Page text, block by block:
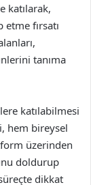
katılarak,
fırsatı
tanıma
katılabilmesi
hem bireysel
üzerinden
doldurup
dikkat